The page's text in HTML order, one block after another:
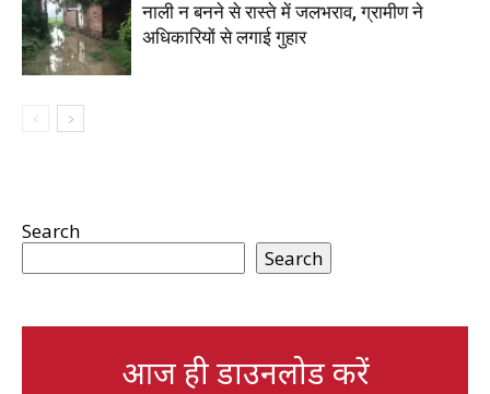
नाली न बनने से रास्ते में जलभराव, ग्रामीण ने
अधिकारियों से लगाई गुहार
Search
Search
आज ही डाउनलोड करें